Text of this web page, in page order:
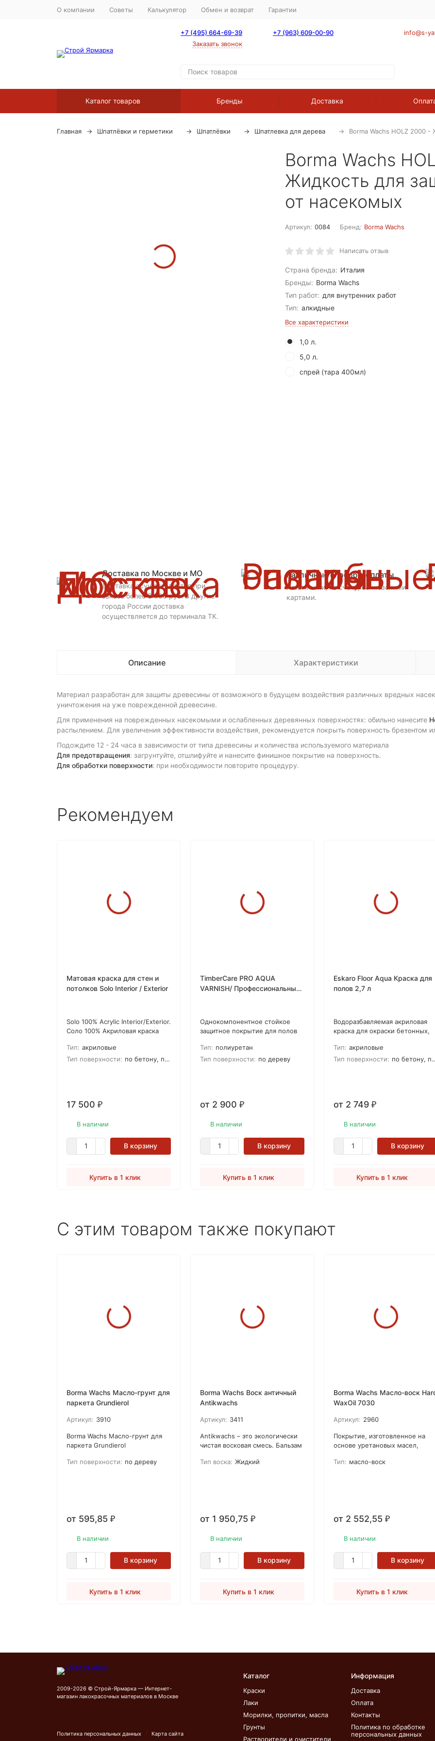
О компании Советы Калькулятор Обмен и возврат Гарантии
+7 (495) 664-69-39
Заказать звонок
+7 (963) 609-00-90 info@s-
Каталог товаров Бренды Доставка
Главная Шпатлёвки и герметики Шпатлёвки Шпатлевка для дерева Borma Wachs HOLZ 2000
Borma Wachs
Жидкость для
от насекомых
Артикул: 0084 Бренд: Borma Wachs
Написать отзыв
Страна бренда: Италия
Бренды: Borma Wachs
Тип работ: для внутренних работ
Тип: алкидные
Все характеристики
1,0 л.
5,0 л.
спрей (тара 400мл)
Доставка по Москве и МО
Доставка осуществляется при
заказе более 3 000 руб. В другие
города России доставка
осуществляется до терминала ТК.
Различные способы оплаты
Наличными, по счету, банковскими
картами.
Описание Характеристики
Материал разработан для защиты древесины от возможного в будущем воздействия различных вредных
уничтожения на уже поврежденной древесине.
Для применения на поврежденных насекомыми и ослабленных деревянных поверхностях: обильно нанесите
распылением. Для увеличения эффективности воздействия, рекомендуется покрыть поверхность брезентом
Подождите 12 - 24 часа в зависимости от типа древесины и количества используемого материала
Для предотвращения: загрунтуйте, отшлифуйте и нанесите финишное покрытие на поверхность.
Для обработки поверхности: при необходимости повторите процедуру.
Рекомендуем
Матовая краска для стен и
потолков Solo Interior / Exterior
Solo 100% Acrylic Interior/Exterior.
Соло 100% Акриловая краска
работ. Предназначено для
большинства поверхностей.
появлению полировочных
Тип: акриловые
Тип поверхности: по бетону, по гипсу, по дереву, по камню, по кирпичу, по цементной штукатурке, для гипсокартона
17 500 ₽
В наличии
В корзину
Купить в 1 клик
TimberCare PRO AQUA
VARNISH/ Профессиональный
Однокомпонентное стойкое
защитное покрытие для полов
износу, царапинам, следам от
обуви Обладает
Тип: полиуретан
Тип поверхности: по дереву
от 2 900 ₽
В наличии
В корзину
Купить в 1 клик
Eskaro Floor Aqua Краска для
полов 2,7 л
Водоразбавляемая акриловая
краска для окраски бетонных,
волокнистых полов в жилых и
торговых помещениях
Тип: акриловые
Тип поверхности: по бетону, по дереву
от 2 749 ₽
В наличии
В корзину
Купить в 1 клик
C этим товаром также покупают
Borma Wachs Масло-грунт для
паркета Grundierol
Артикул: 3910
Borma Wachs Масло-грунт для
паркета Grundierol
одним или двумя слоями на
пористой древесины. Borma
для дерева.
Тип поверхности: по дереву
от 595,85 ₽
В наличии
В корзину
Купить в 1 клик
Borma Wachs Воск античный
Antikwachs
Артикул: 3411
Antikwachs – это экологически
чистая восковая смесь. Бальзам
защищает и полирует
высококачественной мебели.
минерального происхождения –
происхождения – пчелиный
воск и воск растительного
пасты и жидкости, имеет
Тип воска: Жидкий
от 1 950,75 ₽
В наличии
В корзину
Купить в 1 клик
Borma Wachs Масло-воск
WaxOil 7030
Артикул: 2960
Покрытие, изготовленное на
основе уретановых масел,
пальмы Карнауба,
рекомендуется для хорошо
древесины.
Тип: масло-воск
от 2 552,55 ₽
В наличии
В корзину
Купить в 1 клик
2009-2026 © Строй-Ярмарка — Интернет-
магазин лакокрасочных материалов в Москве
Политика персональных данных Карта сайта
Каталог
Краски
Лаки
Морилки, пропитки, масла
Грунты
Растворители и очистители
Информация
Доставка
Оплата
Контакты
Политика по обработке
персональных данных